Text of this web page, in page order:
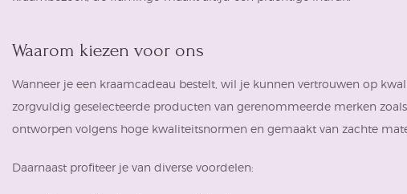
Waarom kiezen voor ons
Wanneer je een kraamcadeau bestelt, wil je kunnen vertrouwen op
zorgvuldig geselecteerde producten van gerenommeerde merken
ontworpen volgens hoge kwaliteitsnormen en gemaakt van zachte
Daarnaast profiteer je van diverse voordelen: